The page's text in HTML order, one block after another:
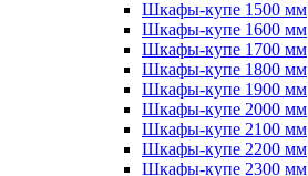
Шкафы-купе 1500 мм
Шкафы-купе 1600 мм
Шкафы-купе 1700 мм
Шкафы-купе 1800 мм
Шкафы-купе 1900 мм
Шкафы-купе 2000 мм
Шкафы-купе 2100 мм
Шкафы-купе 2200 мм
Шкафы-купе 2300 мм